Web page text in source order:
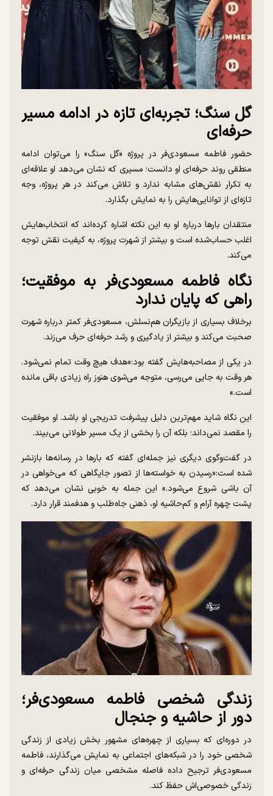
گل سنگ؛ تجربه‌ای تازه در ادامه مسیر
حرفه‌ای
حضور فاطمه مسعودی‌فر در پروژه «گل سنگ» را می‌توان ادامه
منطقی روند حرفه‌ای او دانست؛ مسیری که نشان می‌دهد او علاقه‌ای
به تکرار نقش‌های مشابه ندارد و تلاش می‌کند در هر پروژه، وجه
تازه‌ای از توانایی‌هایش را به نمایش بگذارد.
منتقدان بارها درباره او به این نکته اشاره کرده‌اند که انتخاب‌هایش
اغلب حساب‌شده است و بیشتر از شهرت پروژه، به کیفیت نقش توجه
می‌کند.
نگاه فاطمه مسعودی‌فر به موفقیت؛
راهی که پایان ندارد
برخلاف بسیاری از بازیگران هم‌نسلش، مسعودی‌فر کمتر درباره شهرت
صحبت می‌کند و بیشتر از یادگیری و رشد حرفه‌ای حرف می‌زند.
در یکی از مصاحبه‌هایش گفته بود:«هدف هیچ وقت تمام نمی‌شود.
هر وقت به جایی می‌رسی، متوجه می‌شوی هنوز راه زیادی باقی مانده
است.»
این نگاه شاید مهم‌ترین دلیل پیشرفت تدریجی او باشد. او موفقیت
را مقصد نمی‌داند؛ بلکه آن را بخشی از یک مسیر طولانی می‌بیند.
در گفت‌وگوی دیگری نیز جمله‌ای گفته که بارها در رسانه‌ها بازنشر
شده است:«رسیدن به خواسته‌ها از تصور جایگاهی که می‌خواهی در
آن باشی شروع می‌شود.» این جمله به خوبی نشان می‌دهد که
پشت چهره آرام و کم‌حاشیه او، ذهنی جاه‌طلب و هدفمند قرار دارد.
زندگی شخصی فاطمه مسعودی‌فر؛
دور از حاشیه و جنجال
در دوره‌ای که بسیاری از چهره‌های مشهور بخش زیادی از زندگی
شخصی خود را در شبکه‌های اجتماعی به نمایش می‌گذارند، فاطمه
مسعودی‌فر ترجیح داده فاصله مشخصی میان زندگی حرفه‌ای و
زندگی خصوصی‌اش حفظ کند.